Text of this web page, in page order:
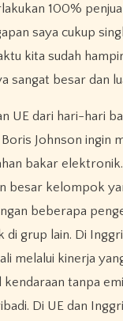
100%
saya cukup
kita sudah
sangat besar dan
UE dari hari-hari
Johnson ingin
bakar
besar kelompok
beberapa
di grup lain. Di
melalui kinerja
tanpa
Di UE dan